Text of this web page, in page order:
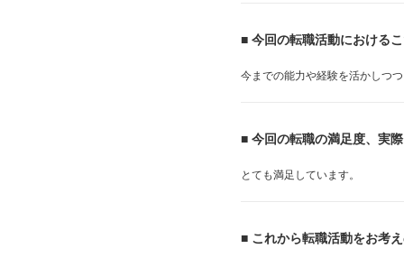
■ 今回の転職活動における
今までの能力や経験を活かしつ
■ 今回の転職の満足度、実
とても満足しています。
■ これから転職活動をお考